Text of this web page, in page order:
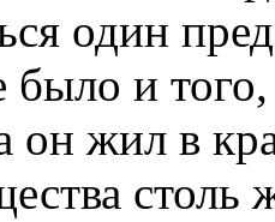
один
было и
он жил в
столь